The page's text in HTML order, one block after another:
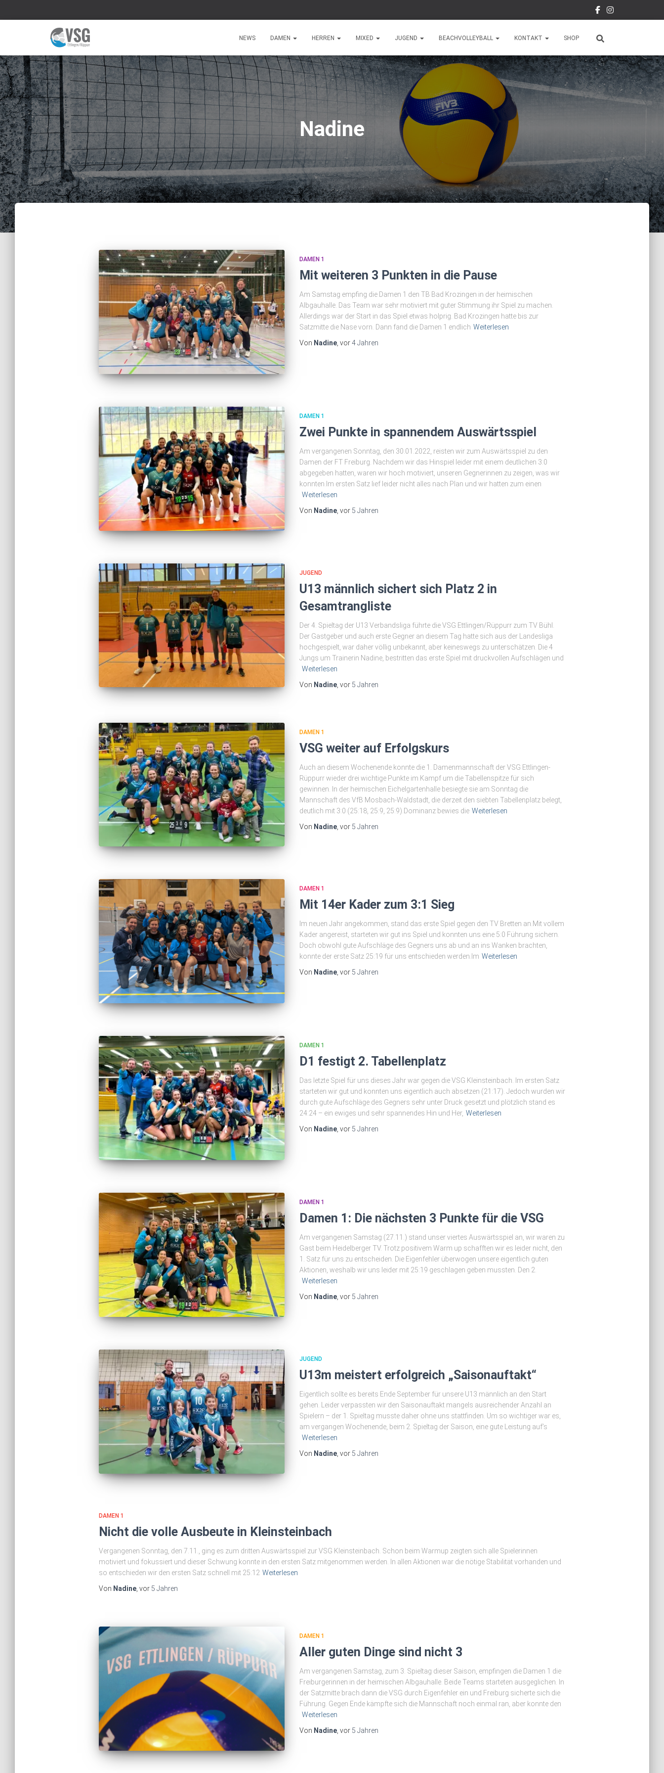
NEWS DAMEN HERREN MIXED JUGEND BEACHVOLLEYBALL KONTAKT SHOP
Nadine
DAMEN 1
Mit weiteren 3 Punkten in die Pause
Am Samstag empfing die Damen 1 den TB Bad Krozingen in der heimischen
Albgauhalle. Das Team war sehr motiviert mit guter Stimmung ihr Spiel zu machen.
Allerdings war der Start in das Spiel etwas holprig. Bad Krozingen hatte bis zur
Satzmitte die Nase vorn. Dann fand die Damen 1 endlich Weiterlesen
Von Nadine, vor4 Jahren
DAMEN 1
Zwei Punkte in spannendem Auswärtsspiel
Am vergangenen Sonntag, den 30.01.2022, reisten wir zum Auswärtsspiel zu den
Damen der FT Freiburg. Nachdem wir das Hinspiel leider mit einem deutlichen 3:0
abgegeben hatten, waren wir hoch motiviert, unseren Gegnerinnen zu zeigen, was wir
konnten.Im ersten Satz lief leider nicht alles nach Plan und wir hatten zum einen
Weiterlesen
Von Nadine, vor 5 Jahren
JUGEND
U13 männlich sichert sich Platz 2 in
Gesamtrangliste
Der 4. Spieltag der U13 Verbandsliga führte die VSG Ettlingen/Rüppurr zum TV Bühl.
Der Gastgeber und auch erste Gegner an diesem Tag hatte sich aus der Landesliga
hochgespielt, war daher völlig unbekannt, aber keineswegs zu unterschätzen. Die 4
Jungs um Trainerin Nadine, bestritten das erste Spiel mit druckvollen Aufschlägen und
Weiterlesen
Von Nadine, vor 5 Jahren
DAMEN 1
VSG weiter auf Erfolgskurs
Auch an diesem Wochenende konnte die 1. Damenmannschaft der VSG Ettlingen-
Rüppurr wieder drei wichtige Punkte im Kampf um die Tabellenspitze für sich
gewinnen. In der heimischen Eichelgartenhalle besiegte sie am Sonntag die
Mannschaft des VfB Mosbach-Waldstadt, die derzeit den siebten Tabellenplatz belegt,
deutlich mit 3:0 (25:18, 25:9, 25:9).Dominanz bewies die Weiterlesen
Von Nadine, vor 5 Jahren
DAMEN 1
Mit 14er Kader zum 3:1 Sieg
Im neuen Jahr angekommen, stand das erste Spiel gegen den TV Bretten an.Mit vollem
Kader angereist, starteten wir gut ins Spiel und konnten uns eine 5:0 Führung sichern.
Doch obwohl gute Aufschläge des Gegners uns ab und an ins Wanken brachten,
konnte der erste Satz 25:19 für uns entschieden werden.Im Weiterlesen
Von Nadine, vor 5 Jahren
DAMEN 1
D1 festigt 2. Tabellenplatz
Das letzte Spiel für uns dieses Jahr war gegen die VSG Kleinsteinbach. Im ersten Satz
starteten wir gut und konnten uns eigentlich auch absetzen (21:17). Jedoch wurden wir
durch gute Aufschläge des Gegners sehr unter Druck gesetzt und plötzlich stand es
24:24 – ein ewiges und sehr spannendes Hin und Her, Weiterlesen
Von Nadine, vor 5 Jahren
DAMEN 1
Damen 1: Die nächsten 3 Punkte für die VSG
Am vergangenen Samstag (27.11.) stand unser viertes Auswärtsspiel an, wir waren zu
Gast beim Heidelberger TV. Trotz positivem Warm up schafften wir es leider nicht, den
1. Satz für uns zu entscheiden. Die Eigenfehler überwogen unsere eigentlich guten
Aktionen, weshalb wir uns leider mit 25:19 geschlagen geben mussten. Den 2.
Weiterlesen
Von Nadine, vor 5 Jahren
JUGEND
U13m meistert erfolgreich „Saisonauftakt“
Eigentlich sollte es bereits Ende September für unsere U13 männlich an den Start
gehen. Leider verpassten wir den Saisonauftakt mangels ausreichender Anzahl an
Spielern – der 1. Spieltag musste daher ohne uns stattfinden. Um so wichtiger war es,
am vergangen Wochenende, beim 2. Spieltag der Saison, eine gute Leistung auf’s
Weiterlesen
Von Nadine, vor 5 Jahren
DAMEN 1
Nicht die volle Ausbeute in Kleinsteinbach
Vergangenen Sonntag, den 7.11., ging es zum dritten Auswärtsspiel zur VSG Kleinsteinbach. Schon beim Warmup zeigten sich alle Spielerinnen
motiviert und fokussiert und dieser Schwung konnte in den ersten Satz mitgenommen werden. In allen Aktionen war die nötige Stabilität vorhanden und
so entschieden wir den ersten Satz schnell mit 25:12 Weiterlesen
Von Nadine, vor 5 Jahren
DAMEN 1
Aller guten Dinge sind nicht 3
Am vergangenen Samstag, zum 3. Spieltag dieser Saison, empfingen die Damen 1 die
Freiburgerinnen in der heimischen Albgauhalle. Beide Teams starteten ausgeglichen. In
der Satzmitte brach dann die VSG durch Eigenfehler ein und Freiburg sicherte sich die
Führung. Gegen Ende kämpfte sich die Mannschaft noch einmal ran, aber konnte den
Weiterlesen
Von Nadine, vor 5 Jahren